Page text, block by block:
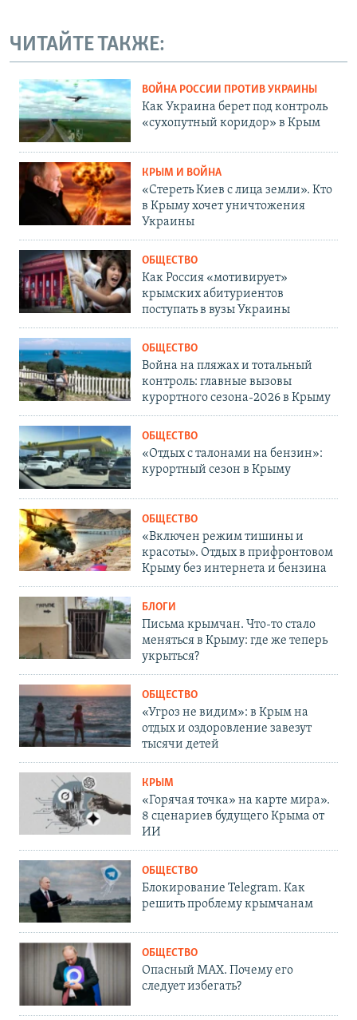
ЧИТАЙТЕ ТАКЖЕ:
ВОЙНА РОССИИ ПРОТИВ УКРАИНЫ
Как Украина берет под контроль
«сухопутный коридор» в Крым
КРЫМ И ВОЙНА
«Стереть Киев с лица земли». Кто
в Крыму хочет уничтожения
Украины
ОБЩЕСТВО
Как Россия «мотивирует»
крымских абитуриентов
поступать в вузы Украины
ОБЩЕСТВО
Война на пляжах и тотальный
контроль: главные вызовы
курортного сезона-2026 в Крыму
ОБЩЕСТВО
«Отдых с талонами на бензин»:
курортный сезон в Крыму
ОБЩЕСТВО
«Включен режим тишины и
красоты». Отдых в прифронтовом
Крыму без интернета и бензина
БЛОГИ
Письма крымчан. Что-то стало
меняться в Крыму: где же теперь
укрыться?
ОБЩЕСТВО
«Угроз не видим»: в Крым на
отдых и оздоровление завезут
тысячи детей
КРЫМ
«Горячая точка» на карте мира».
8 сценариев будущего Крыма от
ИИ
ОБЩЕСТВО
Блокирование Telegram. Как
решить проблему крымчанам
ОБЩЕСТВО
Опасный MAX. Почему его
следует избегать?